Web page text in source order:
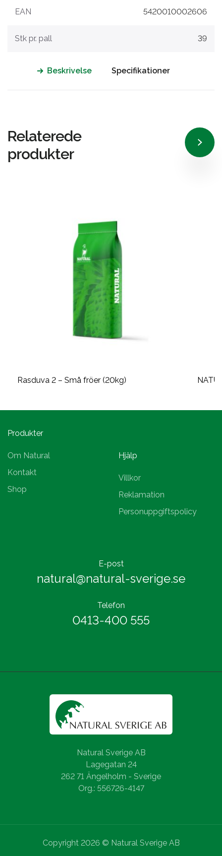
EAN 5420010002606
Stk pr. pall 39
Beskrivelse Specifikationer
Relaterede
produkter
Rasduva 2 – Små fröer (20kg)
Produkter
Om Natural
Kontakt
Shop
Hjälp
Villkor
Reklamation
Personuppgiftspolicy
E-post
natural@natural-sverige.se
Telefon
0413-400 555
Natural Sverige AB
Lagegatan 24
262 71 Ängelholm - Sverige
Org.: 556726-4147
Copyright 2026 © Natural Sverige AB